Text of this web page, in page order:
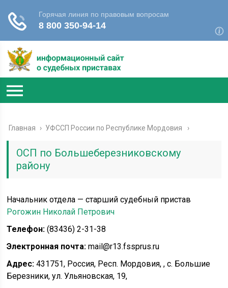
Главная › УФССП России по Республике Мордовия
ОСП по Большеберезниковскому
району
Начальник отдела — старший судебный пристав
Рогожин Николай Петрович
Телефон: (83436) 2-31-38
Электронная почта: mail@r13.fssprus.ru
Адрес: 431751, Россия, Респ. Мордовия, , с. Большие
Березники, ул. Ульяновская, 19,